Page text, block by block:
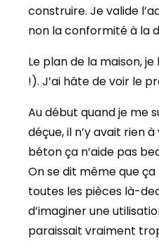
construire. Je valide
non la conformité à la
Le plan de la maison, je
!). J’ai hâte de voir le
Au début quand je me
déçue, il n’y avait rien
béton ça n’aide pas
On se dit même que
toutes les pièces là-
d’imaginer une
paraissait vraiment